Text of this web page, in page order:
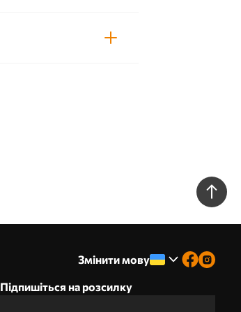
Змінити мову
Підпишіться на розсилку